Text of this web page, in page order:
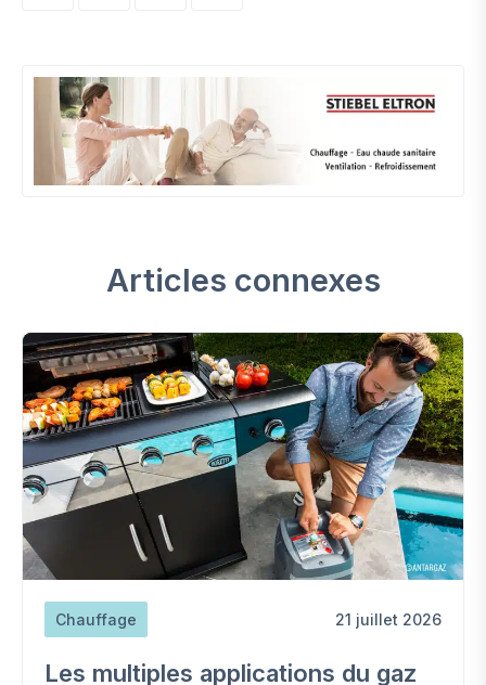
Articles connexes
Chauffage 21 juillet 2026
Les multiples applications du gaz